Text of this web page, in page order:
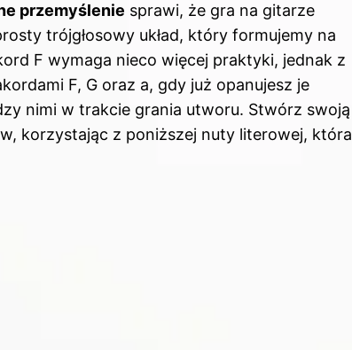
przemyślenie sprawi, że gra na gitarze
trójgłosowy układ, który formujemy na
F wymaga nieco więcej praktyki, jednak z
F, G oraz a, gdy już opanujesz je
nimi w trakcie grania utworu. Stwórz swoją
korzystając z poniższej nuty literowej, która